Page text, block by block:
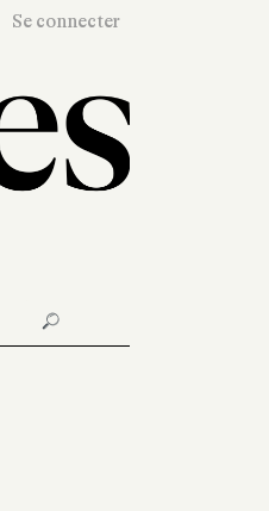
Se connecter
🔎